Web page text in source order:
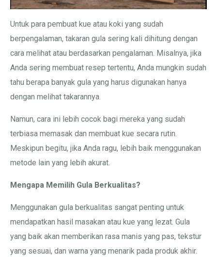
Untuk para pembuat kue atau koki yang sudah
berpengalaman, takaran gula sering kali dihitung dengan
cara melihat atau berdasarkan pengalaman. Misalnya, jika
Anda sering membuat resep tertentu, Anda mungkin sudah
tahu berapa banyak gula yang harus digunakan hanya
dengan melihat takarannya.
Namun, cara ini lebih cocok bagi mereka yang sudah
terbiasa memasak dan membuat kue secara rutin.
Meskipun begitu, jika Anda ragu, lebih baik menggunakan
metode lain yang lebih akurat.
Mengapa Memilih Gula Berkualitas?
Menggunakan gula berkualitas sangat penting untuk
mendapatkan hasil masakan atau kue yang lezat. Gula
yang baik akan memberikan rasa manis yang pas, tekstur
yang sesuai, dan warna yang menarik pada produk akhir.